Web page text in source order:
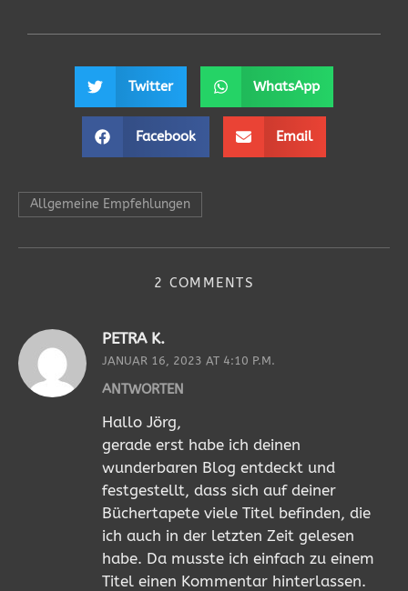
Twitter WhatsApp
Facebook Email
Allgemeine Empfehlungen
2 COMMENTS
PETRA K.
JANUAR 16, 2023 AT 4:10 P.M.
ANTWORTEN
Hallo Jörg,
gerade erst habe ich deinen
wunderbaren Blog entdeckt und
festgestellt, dass sich auf deiner
Büchertapete viele Titel befinden, die
ich auch in der letzten Zeit gelesen
habe. Da musste ich einfach zu einem
Titel einen Kommentar hinterlassen.